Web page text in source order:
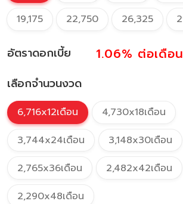
19,175
22,750 26,325
อัตราดอกเบี้ย 1.06% ต่อเดือน
เลือกจำนวนงวด
6,716x12เดือน
4,730x18เดือน
3,744x24เดือน
3,148x30เดือน
2,765x36เดือน
2,482x42เดือน
2,290x48เดือน